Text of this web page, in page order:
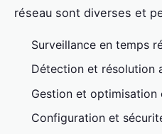
réseau sont diverses et
Surveillance en temps
Détection et résolution
Gestion et optimisation
Configuration et